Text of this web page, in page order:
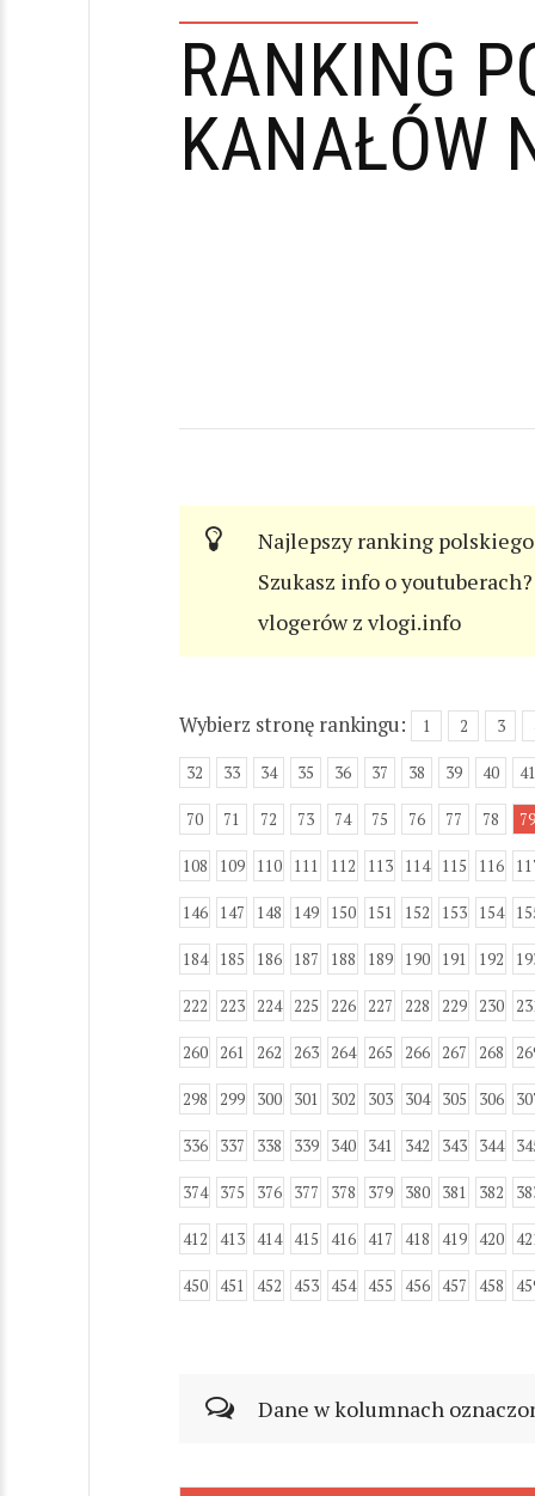
RANKING
KANAŁÓW
Najlepszy ranking
Szukasz info o
vlogerów z vlogi.info
Wybierz stronę rankingu: 1 2 3
32 33 34 35 36 37 38 39 40 41
70 71 72 73 74 75 76 77 78 79
108 109 110 111 112 113 114 115 116
146 147 148 149 150 151 152 153 154
184 185 186 187 188 189 190 191 192
222 223 224 225 226 227 228 229 230
260 261 262 263 264 265 266 267 268
298 299 300 301 302 303 304 305 306
336 337 338 339 340 341 342 343 344
374 375 376 377 378 379 380 381 382
412 413 414 415 416 417 418 419 420
450 451 452 453 454 455 456 457 458
Dane w kolumnach